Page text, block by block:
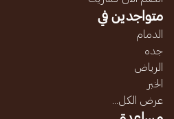
متواجدين في
الدمام
جده
الرياض
الخبر
عرض الكل...